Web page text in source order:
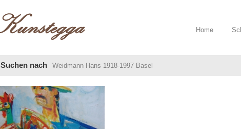
Home
Suchen nach Weidmann Hans 1918-1997 Basel